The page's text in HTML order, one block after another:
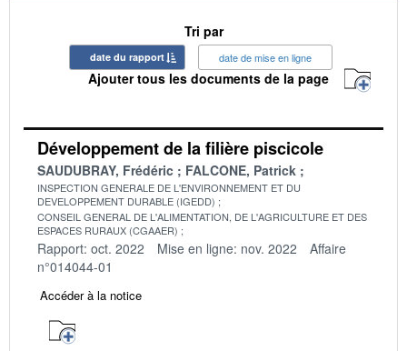
Tri par
date du rapport date de mise en ligne
Ajouter tous les documents de la page
Développement de la filière piscicole
SAUDUBRAY, Frédéric FALCONE, Patrick
INSPECTION GENERALE DE L'ENVIRONNEMENT ET DU
DEVELOPPEMENT DURABLE (IGEDD)
CONSEIL GENERAL DE L'ALIMENTATION, DE L'AGRICULTURE ET DES
ESPACES RURAUX (CGAAER)
Rapport: oct. 2022 Mise en ligne: nov. 2022
Affaire
n°014044-01
Accéder à la notice